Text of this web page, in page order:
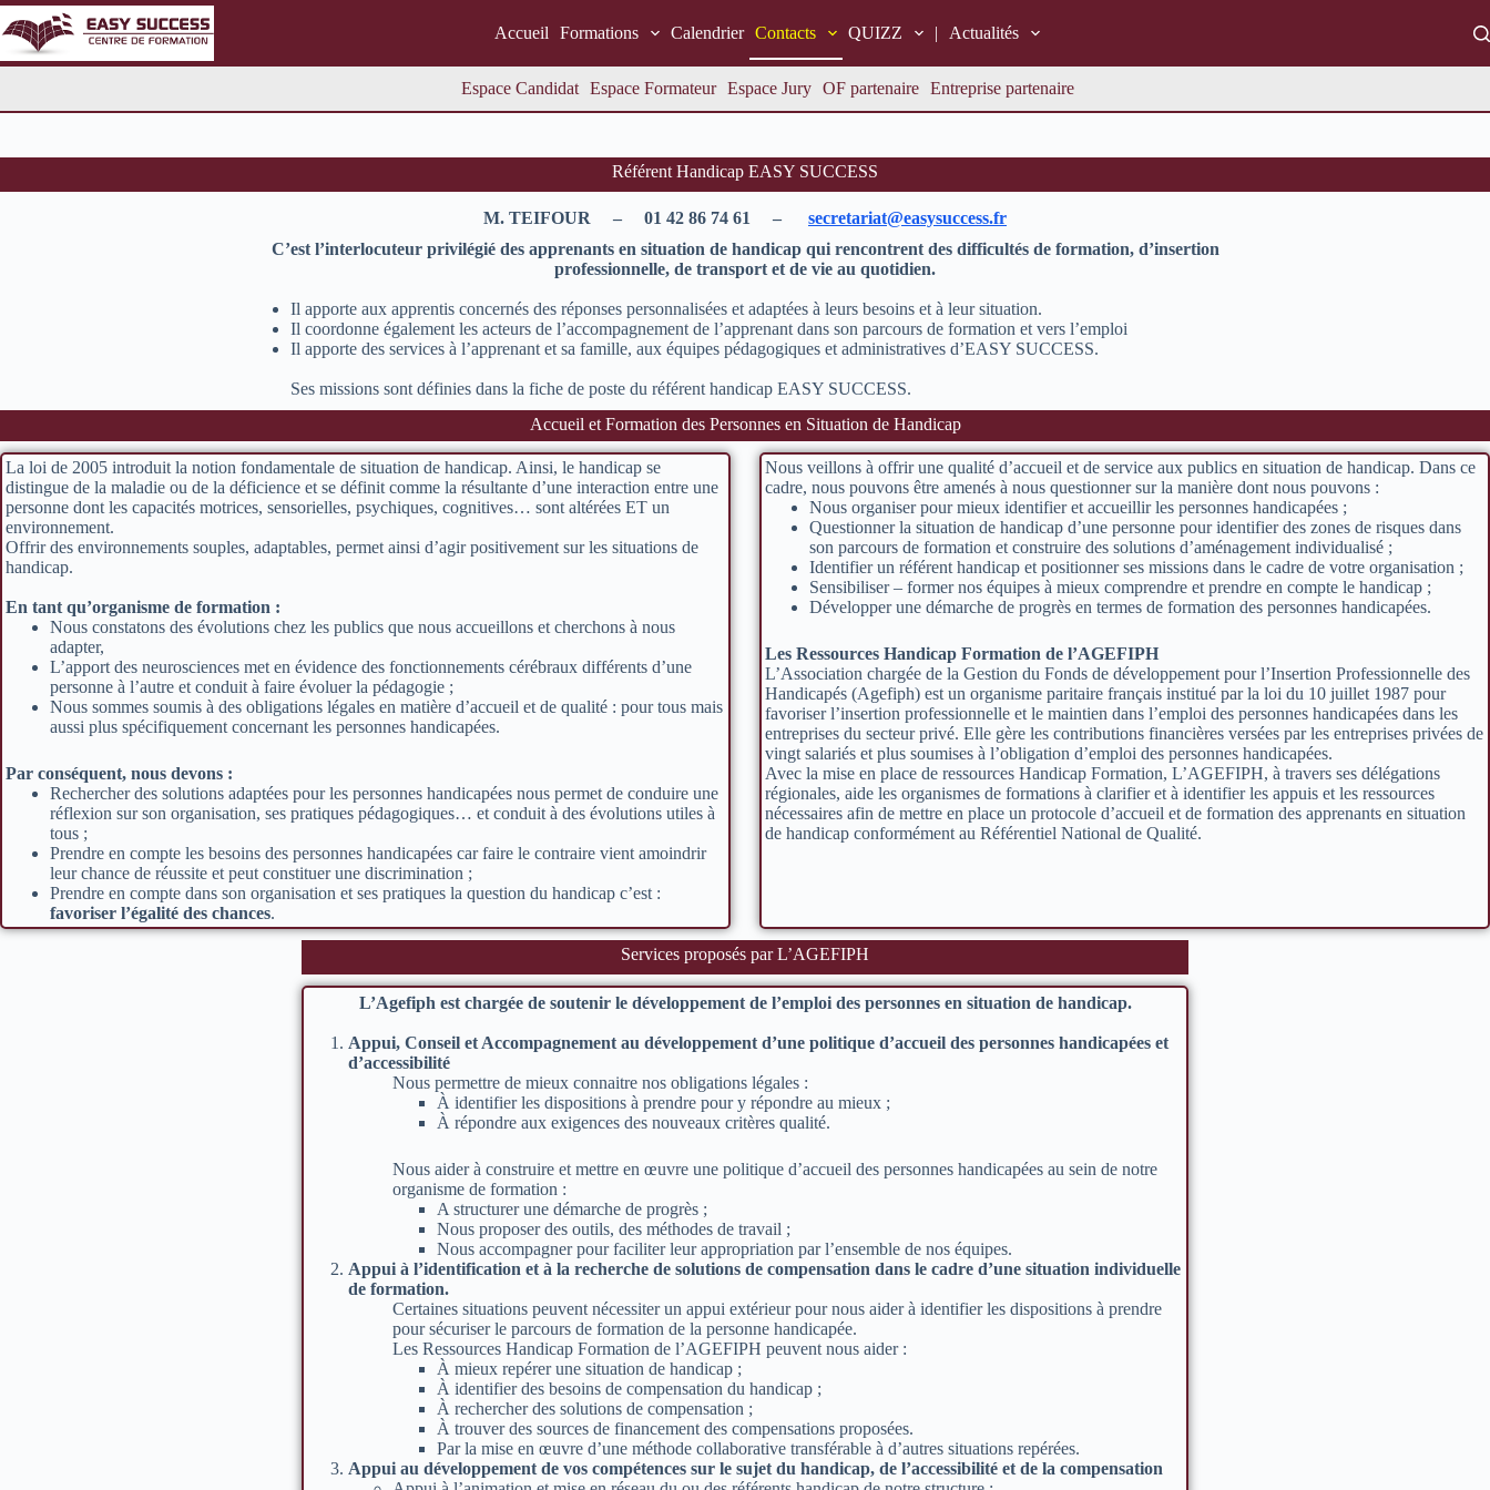
Accueil Formations Calendrier Contacts QUIZZ | Actualités
Espace Candidat Espace Formateur Espace Jury OF partenaire Entreprise partenaire
Référent Handicap EASY SUCCESS
M. TEIFOUR – 01 42 86 74 61 – secretariat@easysuccess.fr
C’est l’interlocuteur privilégié des apprenants en situation de handicap qui rencontrent des difficultés de formation, d’insertion
professionnelle, de transport et de vie au quotidien.
Il apporte aux apprentis concernés des réponses personnalisées et adaptées à leurs besoins et à leur situation.
Il coordonne également les acteurs de l’accompagnement de l’apprenant dans son parcours de formation et vers l’emploi
Il apporte des services à l’apprenant et sa famille, aux équipes pédagogiques et administratives d’EASY SUCCESS.
Ses missions sont définies dans la fiche de poste du référent handicap EASY SUCCESS.
Accueil et Formation des Personnes en Situation de Handicap
La loi de 2005 introduit la notion fondamentale de situation de handicap. Ainsi, le handicap se
distingue de la maladie ou de la déficience et se définit comme la résultante d’une interaction entre une
personne dont les capacités motrices, sensorielles, psychiques, cognitives… sont altérées ET un
environnement.
Offrir des environnements souples, adaptables, permet ainsi d’agir positivement sur les situations de
handicap.
En tant qu’organisme de formation :
Nous constatons des évolutions chez les publics que nous accueillons et cherchons à nous
adapter,
L’apport des neurosciences met en évidence des fonctionnements cérébraux différents d’une
personne à l’autre et conduit à faire évoluer la pédagogie ;
Nous sommes soumis à des obligations légales en matière d’accueil et de qualité : pour tous mais
aussi plus spécifiquement concernant les personnes handicapées.
Par conséquent, nous devons :
Rechercher des solutions adaptées pour les personnes handicapées nous permet de conduire une
réflexion sur son organisation, ses pratiques pédagogiques… et conduit à des évolutions utiles à
tous ;
Prendre en compte les besoins des personnes handicapées car faire le contraire vient amoindrir
leur chance de réussite et peut constituer une discrimination ;
Prendre en compte dans son organisation et ses pratiques la question du handicap c’est :
favoriser l’égalité des chances.
Nous veillons à offrir une qualité d’accueil et de service aux publics en situation de handicap. Dans ce
cadre, nous pouvons être amenés à nous questionner sur la manière dont nous pouvons :
Nous organiser pour mieux identifier et accueillir les personnes handicapées ;
Questionner la situation de handicap d’une personne pour identifier des zones de risques dans
son parcours de formation et construire des solutions d’aménagement individualisé ;
Identifier un référent handicap et positionner ses missions dans le cadre de votre organisation ;
Sensibiliser – former nos équipes à mieux comprendre et prendre en compte le handicap ;
Développer une démarche de progrès en termes de formation des personnes handicapées.
Les Ressources Handicap Formation de l’AGEFIPH
L’Association chargée de la Gestion du Fonds de développement pour l’Insertion Professionnelle des
Handicapés (Agefiph) est un organisme paritaire français institué par la loi du 10 juillet 1987 pour
favoriser l’insertion professionnelle et le maintien dans l’emploi des personnes handicapées dans les
entreprises du secteur privé. Elle gère les contributions financières versées par les entreprises privées de
vingt salariés et plus soumises à l’obligation d’emploi des personnes handicapées.
Avec la mise en place de ressources Handicap Formation, L’AGEFIPH, à travers ses délégations
régionales, aide les organismes de formations à clarifier et à identifier les appuis et les ressources
nécessaires afin de mettre en place un protocole d’accueil et de formation des apprenants en situation
de handicap conformément au Référentiel National de Qualité.
Services proposés par L’AGEFIPH
L’Agefiph est chargée de soutenir le développement de l’emploi des personnes en situation de handicap.
Appui, Conseil et Accompagnement au développement d’une politique d’accueil des personnes handicapées et
d’accessibilité
Nous permettre de mieux connaitre nos obligations légales :
À identifier les dispositions à prendre pour y répondre au mieux ;
À répondre aux exigences des nouveaux critères qualité.
Nous aider à construire et mettre en œuvre une politique d’accueil des personnes handicapées au sein de notre
organisme de formation :
A structurer une démarche de progrès ;
Nous proposer des outils, des méthodes de travail ;
Nous accompagner pour faciliter leur appropriation par l’ensemble de nos équipes.
Appui à l’identification et à la recherche de solutions de compensation dans le cadre d’une situation individuelle
de formation.
Certaines situations peuvent nécessiter un appui extérieur pour nous aider à identifier les dispositions à prendre
pour sécuriser le parcours de formation de la personne handicapée.
Les Ressources Handicap Formation de l’AGEFIPH peuvent nous aider :
À mieux repérer une situation de handicap ;
À identifier des besoins de compensation du handicap ;
À rechercher des solutions de compensation ;
À trouver des sources de financement des compensations proposées.
Par la mise en œuvre d’une méthode collaborative transférable à d’autres situations repérées.
Appui au développement de vos compétences sur le sujet du handicap, de l’accessibilité et de la compensation